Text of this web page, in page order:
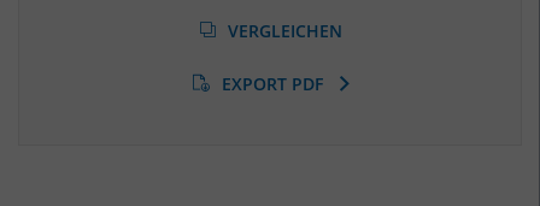
(Landkreis / Kreisfreie Stadt)
(Stand: 01/2020)
VERGLEICHEN
EXPORT PDF